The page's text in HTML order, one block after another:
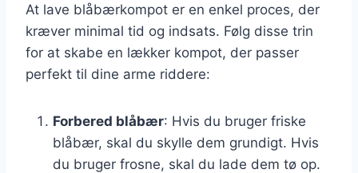
At lave blåbærkompot er en enkel proces, der
kræver minimal tid og indsats. Følg disse trin
for at skabe en lækker kompot, der passer
perfekt til dine arme riddere:
Forbered blåbær: Hvis du bruger friske
blåbær, skal du skylle dem grundigt. Hvis
du bruger frosne, skal du lade dem tø op.